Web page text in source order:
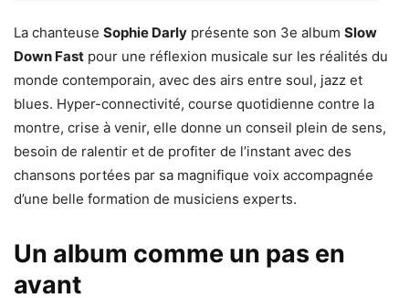
La chanteuse Sophie Darly présente son 3e album Slow
Down Fast pour une réflexion musicale sur les réalités du
monde contemporain, avec des airs entre soul, jazz et
blues. Hyper-connectivité, course quotidienne contre la
montre, crise à venir, elle donne un conseil plein de sens,
besoin de ralentir et de profiter de l’instant avec des
chansons portées par sa magnifique voix accompagnée
d’une belle formation de musiciens experts.
Un album comme un pas en
avant